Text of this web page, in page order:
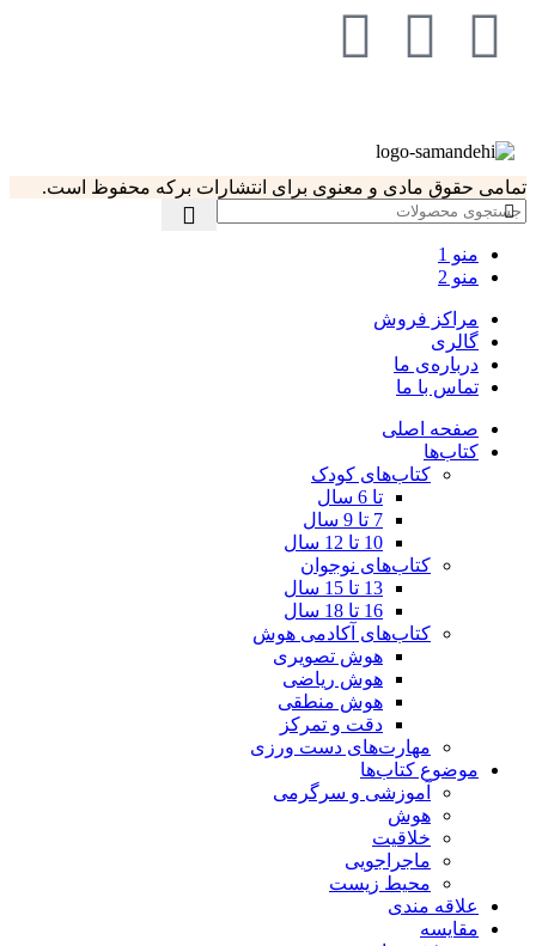
تمامی حقوق مادی و معنوی برای انتشارات برکه محفوظ است.
منو 1
منو 2
مراکز فروش
گالری
درباره‌ی ما
تماس با ما
صفحه اصلی
کتاب‌ها
کتاب‌های کودک
تا 6 سال
7 تا 9 سال
10 تا 12 سال
کتاب‌های نوجوان
13 تا 15 سال
16 تا 18 سال
کتاب‌های آکادمی هوش
هوش تصویری
هوش ریاضی
هوش منطقی
دقت و تمرکز
مهارت‌های دست ورزی
موضوع کتاب‌ها
آموزشی و سرگرمی
هوش
خلاقیت
ماجراجویی
محیط زیست
علاقه مندی
مقایسه